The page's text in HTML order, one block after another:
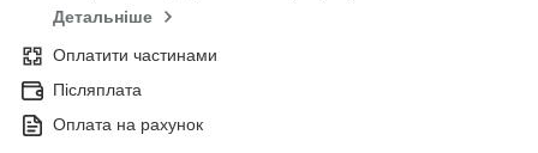
Детальніше
Оплатити частинами
Післяплата
Оплата на рахунок